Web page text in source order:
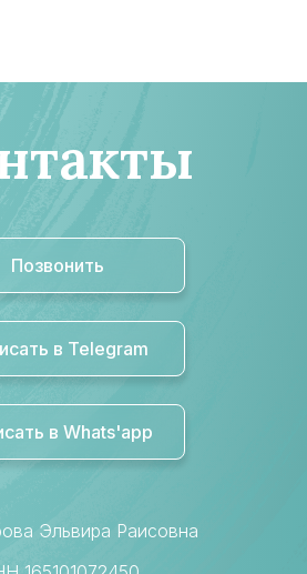
Позвонить
в Telegram
в Whats'app
Эльвира Раисовна